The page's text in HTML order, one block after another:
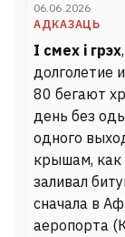
06.06.2026
АДКАЗАЦЬ
І смех і грэх
долголетие
80 бегают
день без
одного
крышам, как
заливал
сначала в
аеропорта